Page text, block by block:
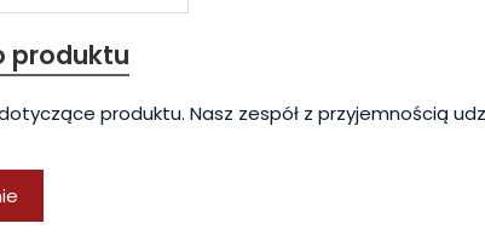
produktu
produktu. Nasz zespół z przyjemnością